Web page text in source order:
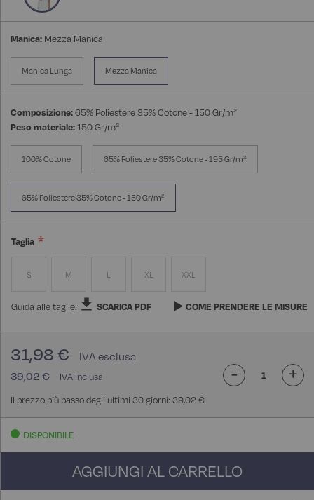
Manica: Mezza Manica
Manica Lunga Mezza Manica
Composizione:65% Poliestere 35% Cotone - 150 Gr/m²
Peso materiale:150 Gr/m²
100% Cotone 65% Poliestere 35% Cotone - 195 Gr/m²
65% Poliestere 35% Cotone - 150 Gr/m²
Taglia
S M L XL XXL
Guida alle taglie: SCARICA PDF COME PRENDERE LE MISURE
39,02 €
31,98 €
Il prezzo più basso degli ultimi 30 giorni: 39,02 €
- +
DISPONIBILE
AGGIUNGI AL CARRELLO